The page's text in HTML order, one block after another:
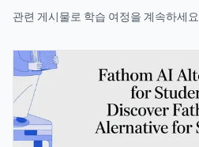
관련 게시물로 학습 여정을 계속하세요